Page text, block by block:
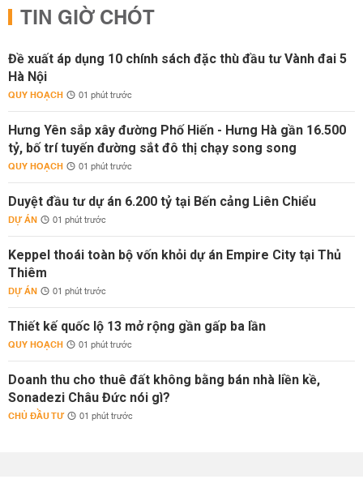
TIN GIỜ CHÓT
Đề xuất áp dụng 10 chính sách đặc thù đầu tư Vành đai 5
Hà Nội
QUY HOẠCH 01 phút trước
Hưng Yên sắp xây đường Phố Hiến - Hưng Hà gần 16.500
tỷ, bố trí tuyến đường sắt đô thị chạy song song
QUY HOẠCH 01 phút trước
Duyệt đầu tư dự án 6.200 tỷ tại Bến cảng Liên Chiểu
DỰ ÁN 01 phút trước
Keppel thoái toàn bộ vốn khỏi dự án Empire City tại Thủ
Thiêm
DỰ ÁN 01 phút trước
Thiết kế quốc lộ 13 mở rộng gần gấp ba lần
QUY HOẠCH 01 phút trước
Doanh thu cho thuê đất không bằng bán nhà liền kề,
Sonadezi Châu Đức nói gì?
CHỦ ĐẦU TƯ 01 phút trước